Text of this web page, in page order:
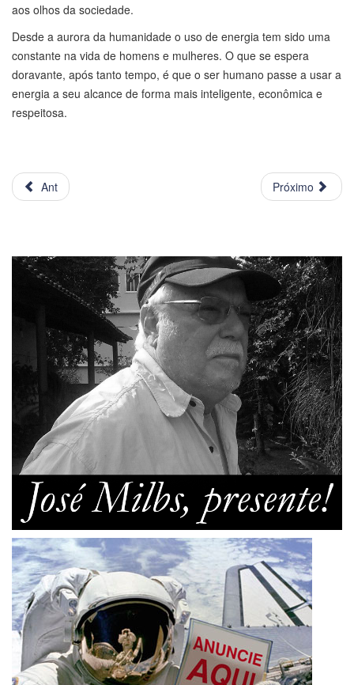
aos olhos da sociedade.
Desde a aurora da humanidade o uso de energia tem sido uma
constante na vida de homens e mulheres. O que se espera
doravante, após tanto tempo, é que o ser humano passe a usar a
energia a seu alcance de forma mais inteligente, econômica e
respeitosa.
Ant Próximo